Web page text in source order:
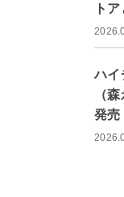
ト
ハイ
（
発売